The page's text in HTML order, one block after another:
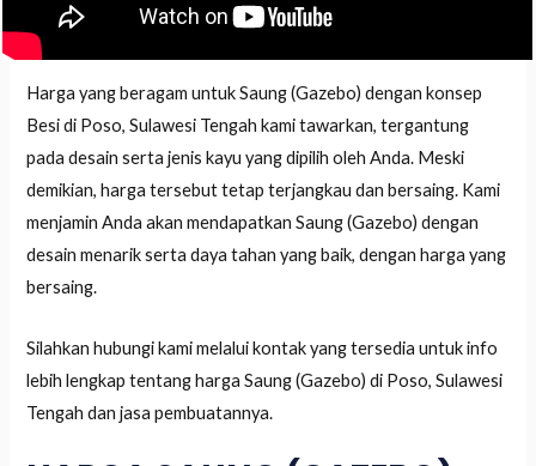
Harga yang beragam untuk Saung (Gazebo) dengan konsep
Besi di Poso, Sulawesi Tengah kami tawarkan, tergantung
pada desain serta jenis kayu yang dipilih oleh Anda. Meski
demikian, harga tersebut tetap terjangkau dan bersaing. Kami
menjamin Anda akan mendapatkan Saung (Gazebo) dengan
desain menarik serta daya tahan yang baik, dengan harga yang
bersaing.
Silahkan hubungi kami melalui kontak yang tersedia untuk info
lebih lengkap tentang harga Saung (Gazebo) di Poso, Sulawesi
Tengah dan jasa pembuatannya.